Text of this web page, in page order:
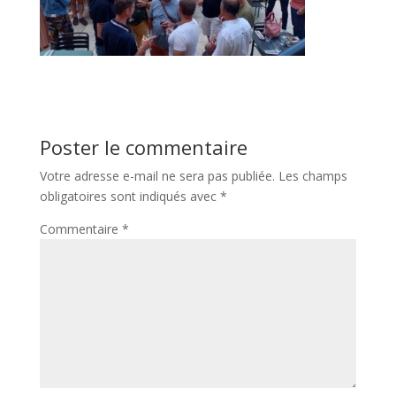
Poster le commentaire
Votre adresse e-mail ne sera pas publiée. Les champs
obligatoires sont indiqués avec *
Commentaire *